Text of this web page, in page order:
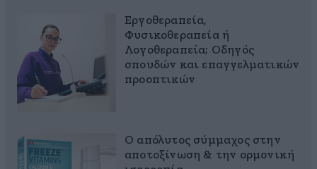
Εργοθεραπεία,
Φυσικοθεραπεία ή
Λογοθεραπεία; Οδηγός
σπουδών και επαγγελματικών
προοπτικών
Ο απόλυτος σύμμαχος στην
αποτοξίνωση & την ορμονική